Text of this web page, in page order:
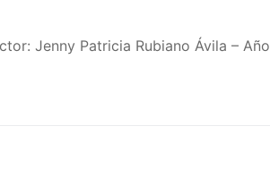
Jenny Patricia Rubiano Ávila –